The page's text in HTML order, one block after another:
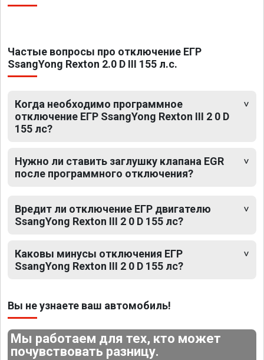
Частые вопросы про отключение ЕГР
SsangYong Rexton 2.0 D III 155 л.с.
Когда необходимо программное
отключение ЕГР SsangYong Rexton III 2 0 D
155 лс?
Нужно ли ставить заглушку клапана EGR
после программного отключения?
Вредит ли отключение ЕГР двигателю
SsangYong Rexton III 2 0 D 155 лс?
Каковы минусы отключения ЕГР
SsangYong Rexton III 2 0 D 155 лс?
Вы не узнаете ваш автомобиль!
Мы работаем для тех, кто может
почувствовать разницу.